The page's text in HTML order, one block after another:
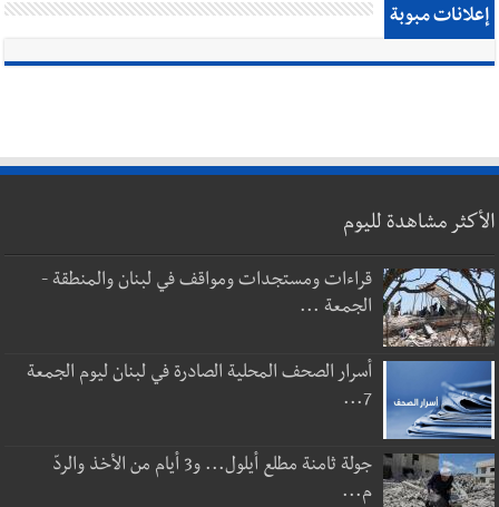
إعلانات مبوبة
الأكثر مشاهدة لليوم
قراءات ومستجدات ومواقف في لبنان والمنطقة -
الجمعة ...
أسرار الصحف المحلية الصادرة في لبنان ليوم الجمعة
7...
جولة ثامنة مطلع أيلول... و3 أيام من الأخذ والردّ
م...